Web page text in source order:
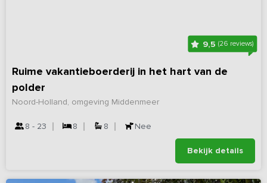
9,5 (26 reviews)
Ruime vakantieboerderij in het hart van de
polder
Noord-Holland, omgeving Middenmeer
8 - 23 8 8 Nee
Bekijk details